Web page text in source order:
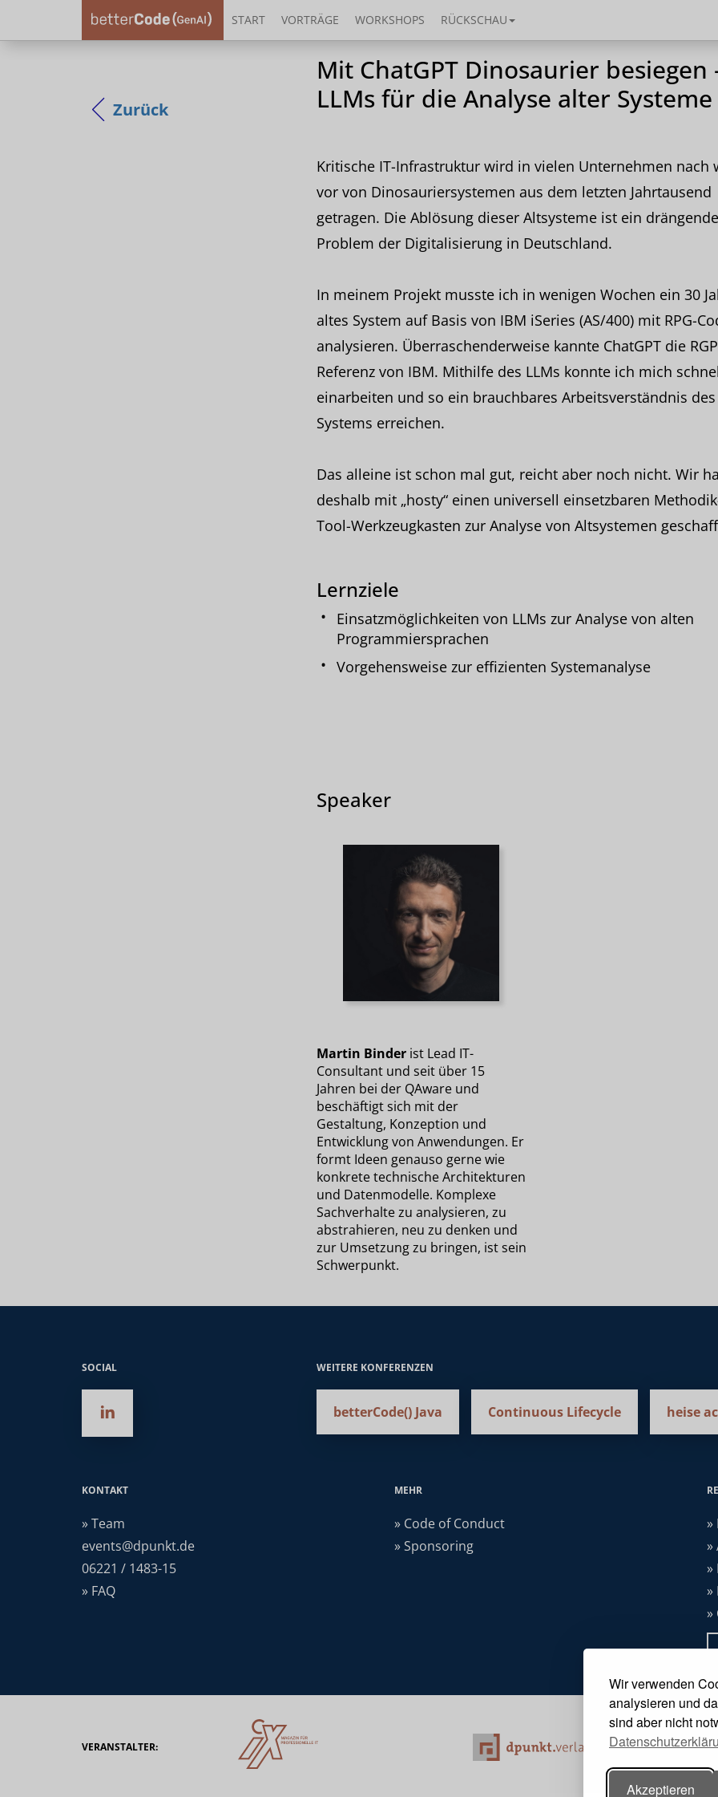
Wir verwenden
analysieren und
sind aber nicht
Akzeptieren
START VORTRÄGE WORKSHOPS RÜCKSCHAU
Zurück
Mit ChatGPT Dinosaurier besiegen
LLMs für die Analyse alter Systeme
Kritische IT-Infrastruktur wird in vielen Unternehmen nach
vor von Dinosauriersystemen aus dem letzten Jahrtausend
getragen. Die Ablösung dieser Altsysteme ist ein
Problem der Digitalisierung in Deutschland.
In meinem Projekt musste ich in wenigen Wochen ein 30
altes System auf Basis von IBM iSeries (AS/400) mit RPG-
analysieren. Überraschenderweise kannte ChatGPT die
Referenz von IBM. Mithilfe des LLMs konnte ich mich
einarbeiten und so ein brauchbares Arbeitsverständnis des
Systems erreichen.
Das alleine ist schon mal gut, reicht aber noch nicht. Wir
deshalb mit „hosty“ einen universell einsetzbaren
Tool-Werkzeugkasten zur Analyse von Altsystemen
Lernziele
Einsatzmöglichkeiten von LLMs zur Analyse von alten
Programmiersprachen
Vorgehensweise zur effizienten Systemanalyse
Speaker
Martin Binderist Lead IT-
Consultant und seit über 15
Jahren bei der QAware und
beschäftigt sich mit der
Gestaltung, Konzeption und
Entwicklung von Anwendungen. Er
formt Ideen genauso gerne wie
konkrete technische Architekturen
und Datenmodelle. Komplexe
Sachverhalte zu analysieren, zu
abstrahieren, neu zu denken und
zur Umsetzung zu bringen, ist sein
Schwerpunkt.
SOCIAL WEITERE KONFERENZEN
betterCode() Java Continuous Lifecycle heise
KONTAKT
» Team
events@dpunkt.de
06221 / 1483-15
» FAQ
MEHR
» Code of Conduct
» Sponsoring
»
»
»
»
»
VERANSTALTER: